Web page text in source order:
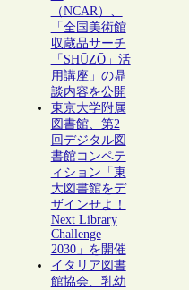
（NCAR）、
「全国美術館
収蔵品サーチ
「SHŪZŌ」活
用講座」の鼎
談内容を公開
東京大学附属
図書館、第2
回デジタル図
書館コンペテ
ィション「東
大図書館をデ
ザインせよ！
Next Library
Challenge
2030」を開催
イタリア図書
館協会、乳幼